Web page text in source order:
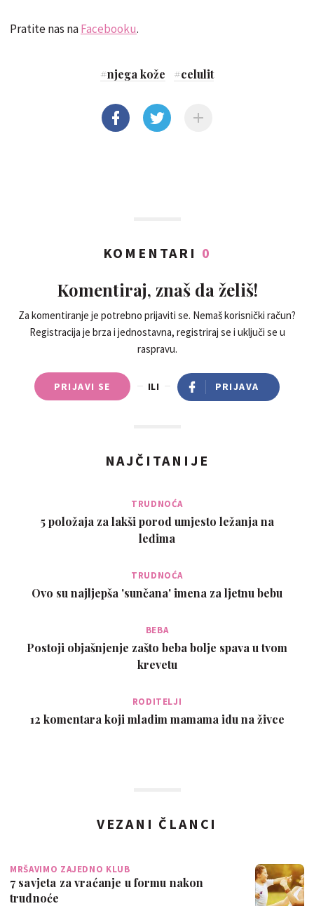
Pratite nas naFacebooku.
#njega kože #celulit
KOMENTARI 0
Komentiraj, znaš da želiš!
Za komentiranje je potrebno prijaviti se. Nemaš korisnički račun?
Registracija je brza i jednostavna, registriraj se i uključi se u
raspravu.
PRIJAVI SE ILI PRIJAVA
NAJČITANIJE
TRUDNOĆA
5 položaja za lakši porod umjesto ležanja na
leđima
TRUDNOĆA
Ovo su najljepša 'sunčana' imena za ljetnu bebu
BEBA
Postoji objašnjenje zašto beba bolje spava u tvom
krevetu
RODITELJI
12 komentara koji mladim mamama idu na živce
VEZANI ČLANCI
MRŠAVIMO ZAJEDNO KLUB
7 savjeta za vraćanje u formu nakon
trudnoće